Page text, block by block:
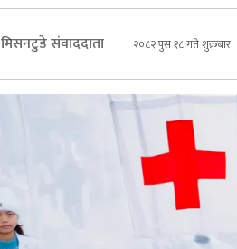
मिसनटुडे संवाददाता २०८२ पुस १८ गते शुक्रबार